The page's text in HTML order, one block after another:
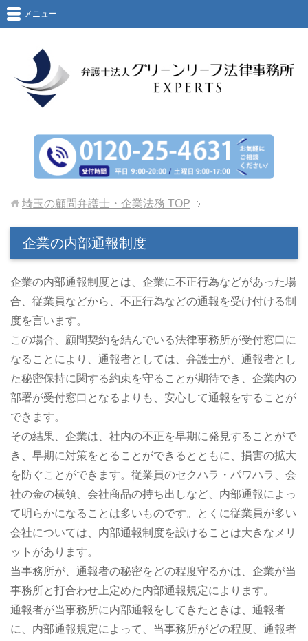
メニュー
埼玉の顧問弁護士・企業法務 TOP
企業の内部通報制度
企業の内部通報制度とは、企業に不正行為などがあった場
合、従業員などから、不正行為などの通報を受け付ける制
度を言います。
この場合、顧問契約を結んでいる法律事務所が受付窓口に
なることにより、通報者としては、弁護士が、通報者とし
た秘密保持に関する約束を守ることが期待でき、企業内の
部署が受付窓口となるよりも、安心して通報をすることが
できます。
その結果、企業は、社内の不正を早期に発見することがで
き、早期に対策をとることができるとともに、損害の拡大
を防ぐことができます。従業員のセクハラ・パワハラ、会
社の金の横領、会社商品の持ち出しなど、内部通報によっ
て明らかになることは多いものです。とくに従業員が多い
会社については、内部通報制度を設けることは大きなメリ
ットがあります。
当事務所が、通報者の秘密をどの程度守るかは、企業が当
事務所と打合わせ上定めた内部通報規定によります。
通報者が当事務所に内部通報をしてきたときは、通報者
に、内部通報規定によって、当事務所がどの程度、通報者